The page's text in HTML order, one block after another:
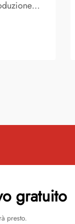
gratuito
presto.